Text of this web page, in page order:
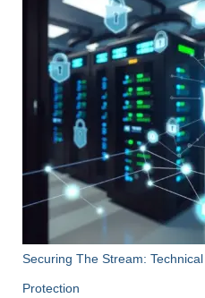
Securing The Stream:
Protection